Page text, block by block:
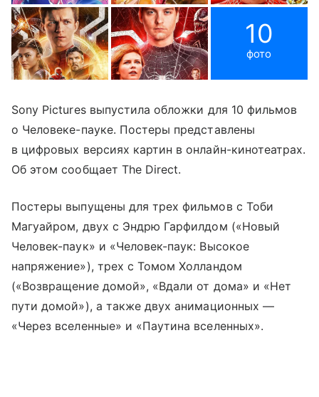
10
фото
Sony Pictures выпустила обложки для 10 фильмов
о Человеке-пауке. Постеры представлены
в цифровых версиях картин в онлайн-кинотеатрах.
Об этом сообщает The Direct.
Постеры выпущены для трех фильмов с Тоби
Магуайром, двух с Эндрю Гарфилдом («Новый
Человек-паук» и «Человек-паук: Высокое
напряжение»), трех с Томом Холландом
(«Возвращение домой», «Вдали от дома» и «Нет
пути домой»), а также двух анимационных —
«Через вселенные» и «Паутина вселенных».